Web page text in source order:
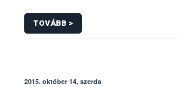
TOVÁBB >
2015. október 14, szerda